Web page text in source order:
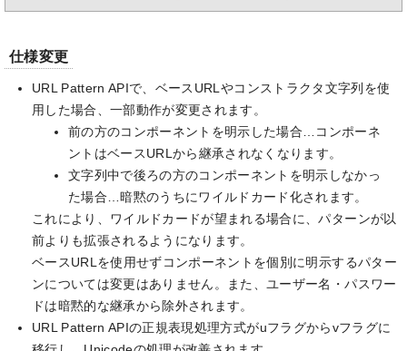
仕様変更
URL Pattern APIで、ベースURLやコンストラクタ文字列を使
用した場合、一部動作が変更されます。
前の方のコンポーネントを明示した場合…コンポーネ
ントはベースURLから継承されなくなります。
文字列中で後ろの方のコンポーネントを明示しなかっ
た場合…暗黙のうちにワイルドカード化されます。
これにより、ワイルドカードが望まれる場合に、パターンが以
前よりも拡張されるようになります。
ベースURLを使用せずコンポーネントを個別に明示するパター
ンについては変更はありません。また、ユーザー名・パスワー
ドは暗黙的な継承から除外されます。
URL Pattern APIの正規表現処理方式がuフラグからvフラグに